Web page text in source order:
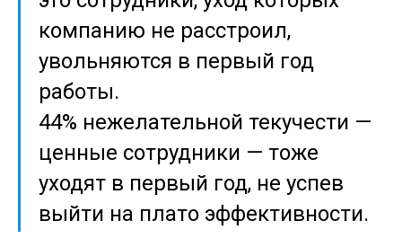
компанию не расстроил,
увольняются в первый год
работы.
44% нежелательной текучести —
ценные сотрудники — тоже
уходят в первый год, не успев
выйти на плато эффективности.